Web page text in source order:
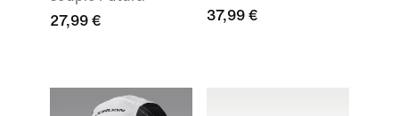
27,99 €
37,99 €